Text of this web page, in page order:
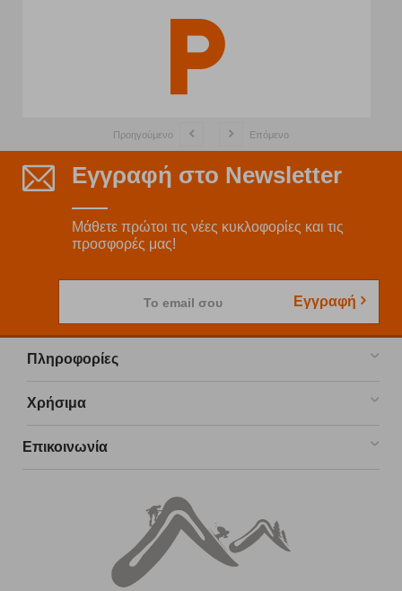
Προηγούμενο Επόμενο
Εγγραφή στο Newsletter
Μάθετε πρώτοι τις νέες κυκλοφορίες και τις
προσφορές μας!
Το email σου Εγγραφή
Πληροφορίες
Χρήσιμα
Επικοινωνία